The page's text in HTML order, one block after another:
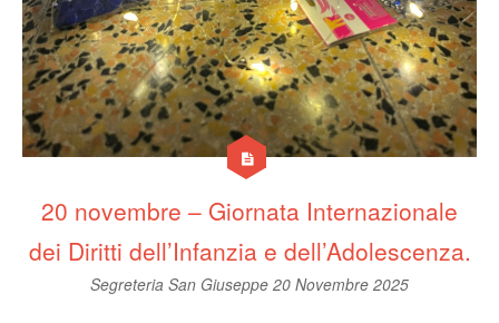
20 novembre – Giornata Internazionale
dei Diritti dell’Infanzia e dell’Adolescenza.
Segreteria San Giuseppe 20 Novembre 2025